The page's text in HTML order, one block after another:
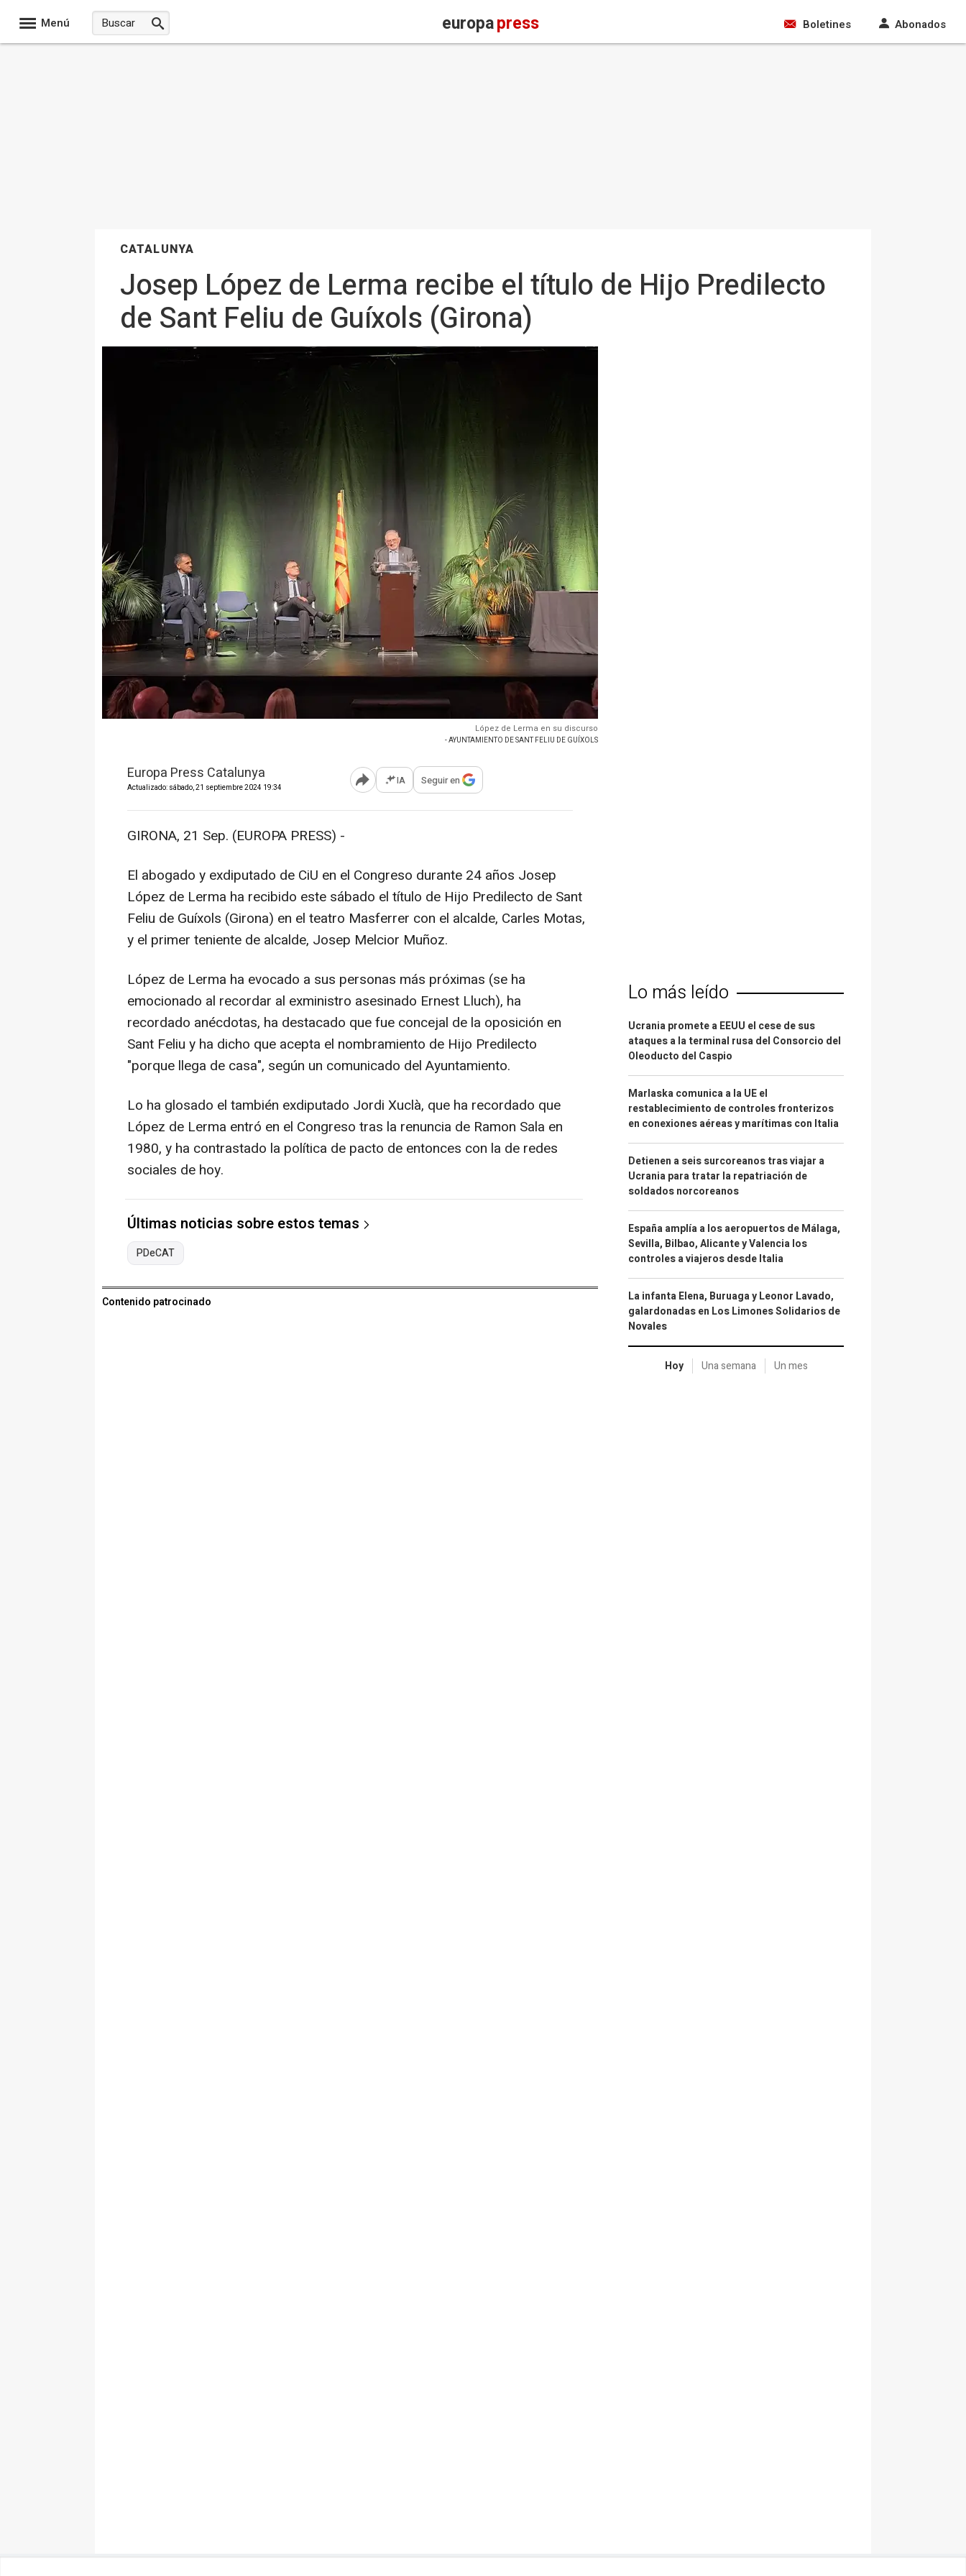
Menú europapress Boletines Abonados
CATALUNYA
Josep López de Lerma recibe el título de Hijo Predilecto
de Sant Feliu de Guíxols (Girona)
López de Lerma en su discurso
- AYUNTAMIENTO DE SANT FELIU DE GUÍXOLS
Europa Press Catalunya
Actualizado: sábado, 21 septiembre 2024 19:34 Abrir opciones para compartir
IA Seguir en
GIRONA, 21 Sep. (EUROPA PRESS) -
El abogado y exdiputado de CiU en el Congreso durante 24 años Josep
López de Lerma ha recibido este sábado el título de Hijo Predilecto de Sant
Feliu de Guíxols (Girona) en el teatro Masferrer con el alcalde, Carles Motas,
y el primer teniente de alcalde, Josep Melcior Muñoz.
López de Lerma ha evocado a sus personas más próximas (se ha
emocionado al recordar al exministro asesinado Ernest Lluch), ha
recordado anécdotas, ha destacado que fue concejal de la oposición en
Sant Feliu y ha dicho que acepta el nombramiento de Hijo Predilecto
"porque llega de casa", según un comunicado del Ayuntamiento.
Lo ha glosado el también exdiputado Jordi Xuclà, que ha recordado que
López de Lerma entró en el Congreso tras la renuncia de Ramon Sala en
1980, y ha contrastado la política de pacto de entonces con la de redes
sociales de hoy.
Últimas noticias sobre estos temas
PDeCAT
Contenido patrocinado
Lo más leído
Ucrania promete a EEUU el cese de sus
ataques a la terminal rusa del Consorcio del
Oleoducto del Caspio
Marlaska comunica a la UE el
restablecimiento de controles fronterizos
en conexiones aéreas y marítimas con Italia
Detienen a seis surcoreanos tras viajar a
Ucrania para tratar la repatriación de
soldados norcoreanos
España amplía a los aeropuertos de Málaga,
Sevilla, Bilbao, Alicante y Valencia los
controles a viajeros desde Italia
La infanta Elena, Buruaga y Leonor Lavado,
galardonadas en Los Limones Solidarios de
Novales
Hoy Una semana Un mes